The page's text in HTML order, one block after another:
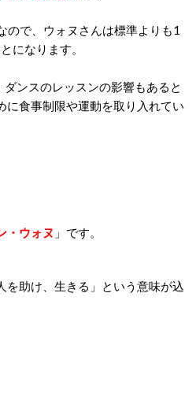
ので、ウォヌさんは標準よりも1
になります。
ンスのレッスンの影響もあると
に食事制限や運動を取り入れてい
・ウォヌ 」です。
を助け、生きる」という意味が込